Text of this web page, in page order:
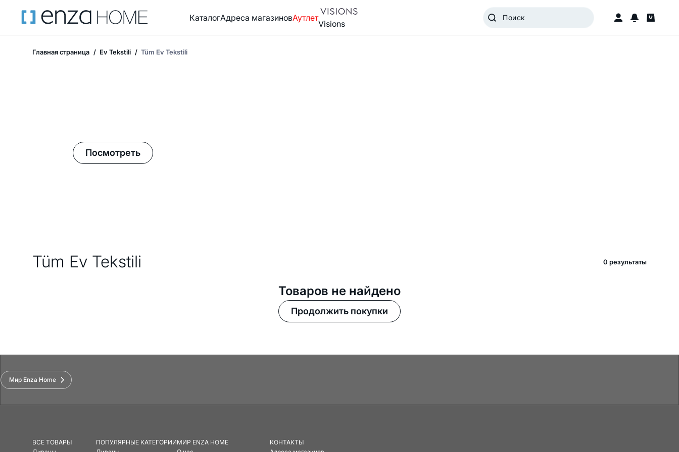
КаталогАдреса магазиновАутлет
Visions
Главная страница Ev Tekstili Tüm Ev Tekstili
Посмотреть
Tüm Ev Tekstili 0 pезультаты
Товаров не найдено
Продолжить покупки
Мир Enza Home
ВСЕ ТОВАРЫ
ПОПУЛЯРНЫЕ КАТЕГОРИИМИР ENZA HOME
КОНТАКТЫ